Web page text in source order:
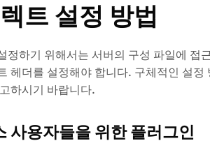
트 설정 방법
정하기 위해서는 서버의 구성 파일에
헤더를 설정해야 합니다. 구체적인 설
하시기 바랍니다.
사용자들을 위한 플러그인